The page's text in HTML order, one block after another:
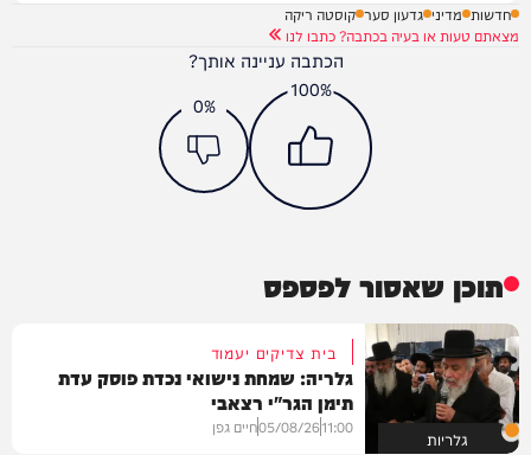
חדשות מדיני גדעון סער קוסטה ריקה
מצאתם טעות או בעיה בכתבה? כתבו לנו
הכתבה עניינה אותך?
100%
0%
תוכן שאסור לפספס
גלריות
בית צדיקים יעמוד
גלריה: שמחת נישואי נכדת פוסק עדת
תימן הגר"י רצאבי
11:00
05/08/26חיים גפן